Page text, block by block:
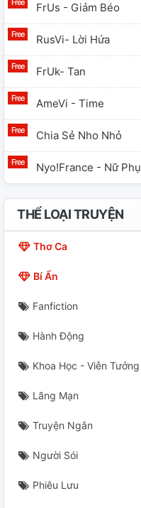
FrUs - Giảm Béo
RusVi- Lời Hứa
FrUk- Tan
AmeVi - Time
Chia Sẻ Nho Nhỏ
Nyo!France - Nữ Phụ
THỂ LOẠI TRUYỆN
Thơ Ca
Bí Ẩn
Fanfiction
Hành Động
Khoa Học - Viễn Tưởng
Lãng Mạn
Truyện Ngắn
Người Sói
Phiêu Lưu